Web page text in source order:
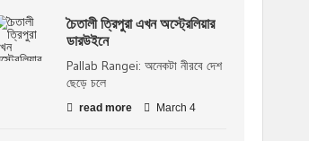
চৈতালী ত্রিপুরা এখন অস্ট্রেলিয়ার
ডারউইনে
Pallab Rangei: অনেকটা নীরবে দেশ
ছেড়ে চলে
read more March 4